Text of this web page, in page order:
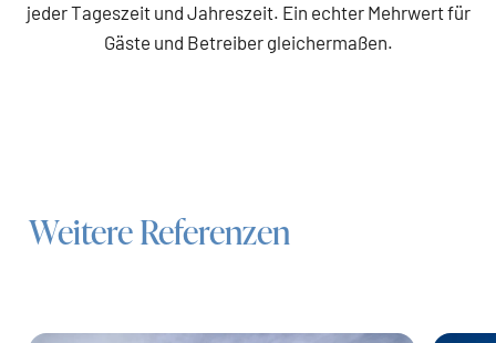
jeder Tageszeit und Jahreszeit. Ein echter Mehrwert für
Gäste und Betreiber gleichermaßen.
Weitere Referenzen